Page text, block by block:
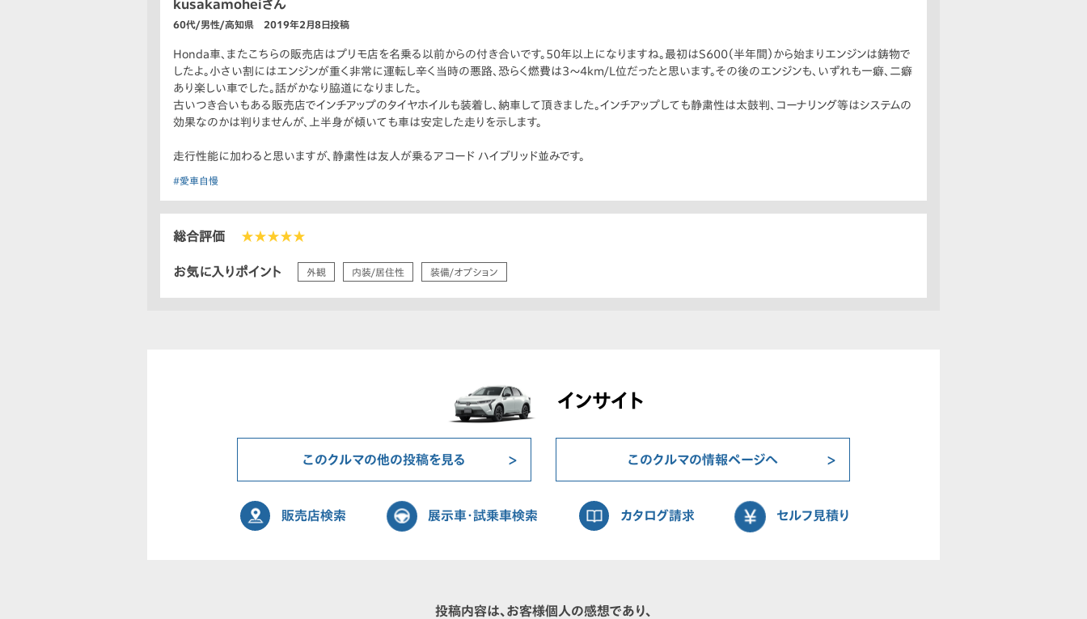
kusakamoheiさん
60代/男性/高知県 2019年2月8日投稿
Honda車、またこちらの販売店はプリモ店を名乗る以前からの付き合いです。50年以上になりますね。最初はS600（半年間）から始まりエンジンは鋳物で
したよ。小さい割にはエンジンが重く非常に運転し辛く当時の悪路、恐らく燃費は3〜4km/L位だったと思います。その後のエンジンも、いずれも一癖、二癖
あり楽しい車でした。話がかなり脇道になりました。
古いつき合いもある販売店でインチアップのタイヤホイルも装着し、納車して頂きました。インチアップしても静粛性は太鼓判、コーナリング等はシステムの
効果なのかは判りませんが、上半身が傾いても車は安定した走りを示します。
走行性能に加わると思いますが、静粛性は友人が乗るアコード ハイブリッド並みです。
#愛車自慢
総合評価 ★★★★★
お気に入りポイント 外観 内装/居住性 装備/オプション
インサイト
このクルマの他の投稿を見る このクルマの情報ページへ
販売店検索 展示車・試乗車検索 カタログ請求 セルフ見積り
投稿内容は、お客様個人の感想であり、